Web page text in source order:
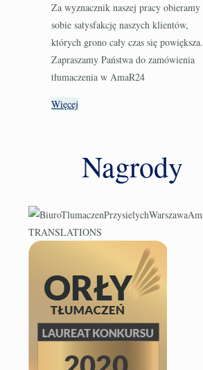
Za wyznacznik naszej pracy obieramy
sobie satysfakcję naszych klientów,
których grono cały czas się powiększa.
Zapraszamy Państwa do zamówienia
tłumaczenia w AmaR24
Więcej
Nagrody